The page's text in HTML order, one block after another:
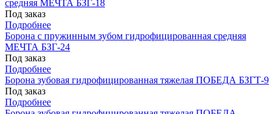
средняя МЕЧТА БЗГ-18
Под заказ
Подробнее
Борона с пружинным зубом гидрофицированная средняя
МЕЧТА БЗГ-24
Под заказ
Подробнее
Борона зубовая гидрофицированная тяжелая ПОБЕДА БЗГТ-9
Под заказ
Подробнее